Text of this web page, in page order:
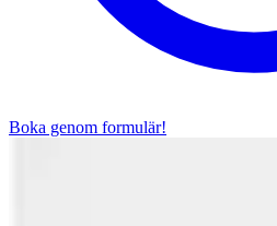
Boka genom formulär!